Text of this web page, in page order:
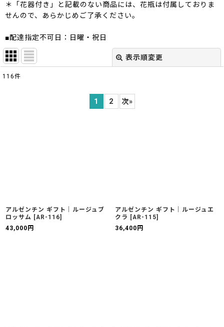
＊「花器付き」と記載のない商品には、花瓶は付属しておりま
せんので、あらかじめご了承ください。
■配達指定不可日：日曜・祝日
表示順変更
116件
1 2 次»
アルゼンチン ギフト｜ルージュブ
ロッサム [AR-116]
43,000 円
アルゼンチン ギフト｜ルージュエ
クラ
[AR-115]
36,400 円